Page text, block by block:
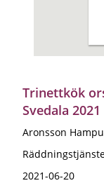
Trinettkök
Svedala 2021
Aronsson
2021-06-20